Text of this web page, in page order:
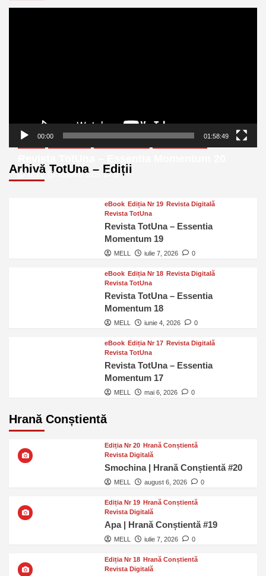
00:00 01:58:49
Arhivă TotUna – Ediții
MELL august 6, 2026 0
eBook Ediția Nr 19 Revista Digitală
Revista TotUna
Revista TotUna – Essentia
Momentum 19
MELL iulie 7, 2026 0
eBook Ediția Nr 18 Revista Digitală
Revista TotUna
Revista TotUna – Essentia
Momentum 18
MELL iunie 4, 2026 0
eBook Ediția Nr 17 Revista Digitală
Revista TotUna
Revista TotUna – Essentia
Momentum 17
MELL mai 6, 2026 0
Hrană Conștientă
Ediția Nr 20 Hrană Conștientă
Revista Digitală
Smochina | Hrană Conștientă #20
MELL august 6, 2026 0
Ediția Nr 19 Hrană Conștientă
Revista Digitală
Apa | Hrană Conștientă #19
MELL iulie 7, 2026 0
Ediția Nr 18 Hrană Conștientă
Revista Digitală